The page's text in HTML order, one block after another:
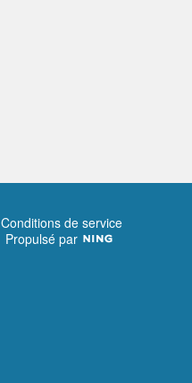
Conditions de service
Propulsé par